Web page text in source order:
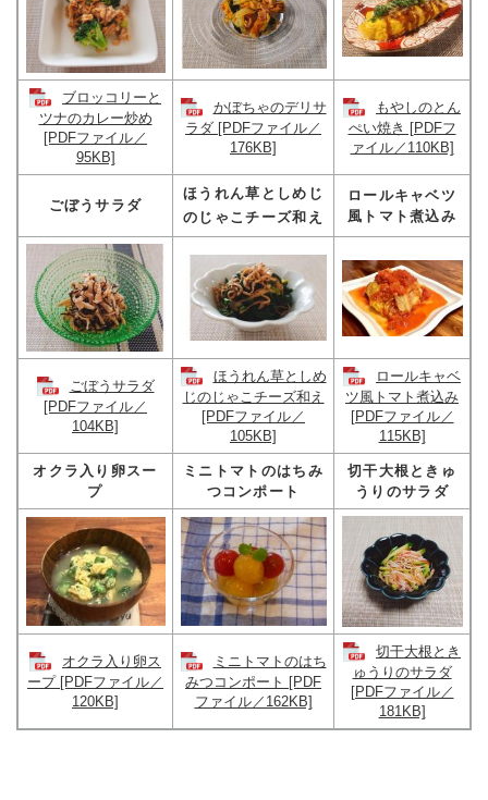
ブロッコリーと
ツナのカレー炒め
[PDFファイル／
95KB]
かぼちゃのデリサ
ラダ [PDFファイル／
176KB]
もやしのとん
ぺい焼き [PDFフ
ァイル／110KB]
ごぼうサラダ
ほうれん草としめじ
のじゃこチーズ和え
ロールキャベツ
風トマト煮込み
ごぼうサラダ
[PDFファイル／
104KB]
ほうれん草としめ
じのじゃこチーズ和え
[PDFファイル／
105KB]
ロールキャベ
ツ風トマト煮込み
[PDFファイル／
115KB]
オクラ入り卵スー
プ
ミニトマトのはちみ
つコンポート
切干大根ときゅ
うりのサラダ
オクラ入り卵ス
ープ [PDFファイル／
120KB]
ミニトマトのはち
みつコンポート [PDF
ファイル／162KB]
切干大根とき
ゅうりのサラダ
[PDFファイル／
181KB]